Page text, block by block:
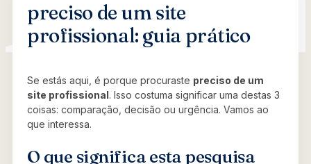
preciso de um site
profissional: guia prático
Se estás aqui, é porque procuraste preciso de um
site profissional . Isso costuma significar uma destas 3
coisas: comparação, decisão ou urgência. Vamos ao
que interessa.
O que significa esta pesquisa